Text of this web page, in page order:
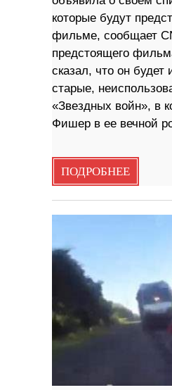
которые будут
фильме, сообщает
предстоящего
сказал, что он будет
старые,
«Звездных войн», в
Фишер в ее вечной
ПОДРОБНЕЕ